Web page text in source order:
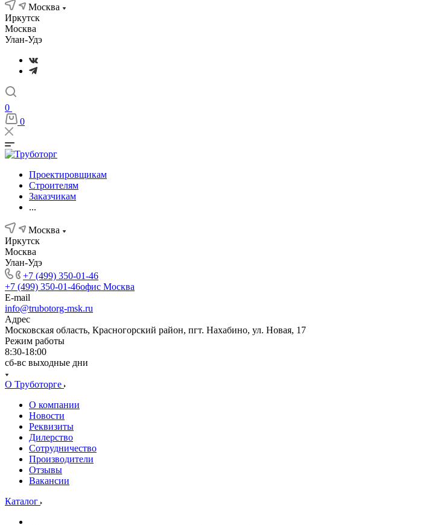
Москва
Иркутск
Москва
Улан-Удэ
0
0
Проектировщикам
Строителям
Заказчикам
...
Москва
Иркутск
Москва
Улан-Удэ
+7 (499) 350-01-46
+7 (499) 350-01-46офис Москва
E-mail
info@trubotorg-msk.ru
Адрес
Московская область, Красногорский район, пгт. Нахабино, ул. Новая, 17
Режим работы
8:30-18:00
сб-вс выходные дни
О Труботорге
О компании
Новости
Реквизиты
Дилерство
Сотрудничество
Производители
Отзывы
Вакансии
Каталог